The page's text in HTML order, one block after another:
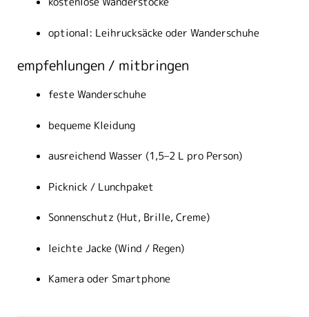
optional: Leihrucksäcke oder Wanderschuhe
empfehlungen / mitbringen
feste Wanderschuhe
bequeme Kleidung
ausreichend Wasser (1,5–2 L pro Person)
Picknick / Lunchpaket
Sonnenschutz (Hut, Brille, Creme)
leichte Jacke (Wind / Regen)
Kamera oder Smartphone